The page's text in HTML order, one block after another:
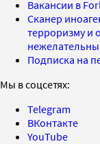
Вакансии в
Сканер
терроризму и
Подписка на
Мы в соцсетях:
Telegram
ВКонтакте
YouTube